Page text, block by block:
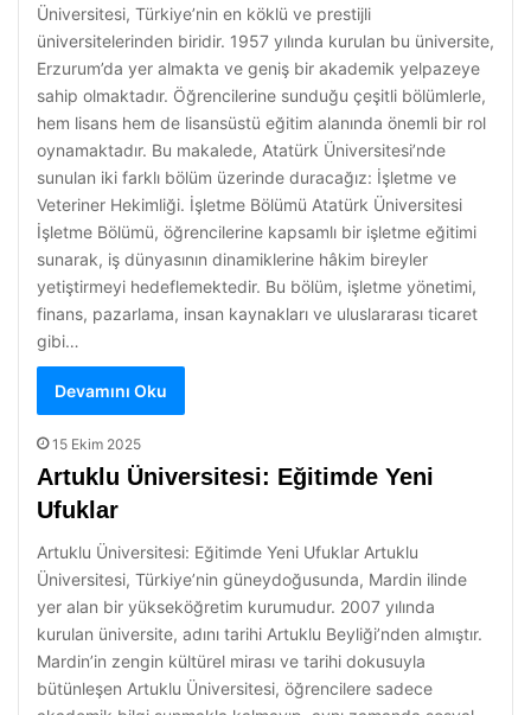
Üniversitesi, Türkiye’nin en köklü ve prestijli
üniversitelerinden biridir. 1957 yılında kurulan bu üniversite,
Erzurum’da yer almakta ve geniş bir akademik yelpazeye
sahip olmaktadır. Öğrencilerine sunduğu çeşitli bölümlerle,
hem lisans hem de lisansüstü eğitim alanında önemli bir rol
oynamaktadır. Bu makalede, Atatürk Üniversitesi’nde
sunulan iki farklı bölüm üzerinde duracağız: İşletme ve
Veteriner Hekimliği. İşletme Bölümü Atatürk Üniversitesi
İşletme Bölümü, öğrencilerine kapsamlı bir işletme eğitimi
sunarak, iş dünyasının dinamiklerine hâkim bireyler
yetiştirmeyi hedeflemektedir. Bu bölüm, işletme yönetimi,
finans, pazarlama, insan kaynakları ve uluslararası ticaret
gibi…
Devamını Oku
15 Ekim 2025
Artuklu Üniversitesi: Eğitimde Yeni
Ufuklar
Artuklu Üniversitesi: Eğitimde Yeni Ufuklar Artuklu
Üniversitesi, Türkiye’nin güneydoğusunda, Mardin ilinde
yer alan bir yükseköğretim kurumudur. 2007 yılında
kurulan üniversite, adını tarihi Artuklu Beyliği’nden almıştır.
Mardin’in zengin kültürel mirası ve tarihi dokusuyla
bütünleşen Artuklu Üniversitesi, öğrencilere sadece